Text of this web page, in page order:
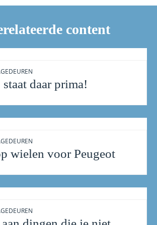
content
daar prima!
wielen voor Peugeot